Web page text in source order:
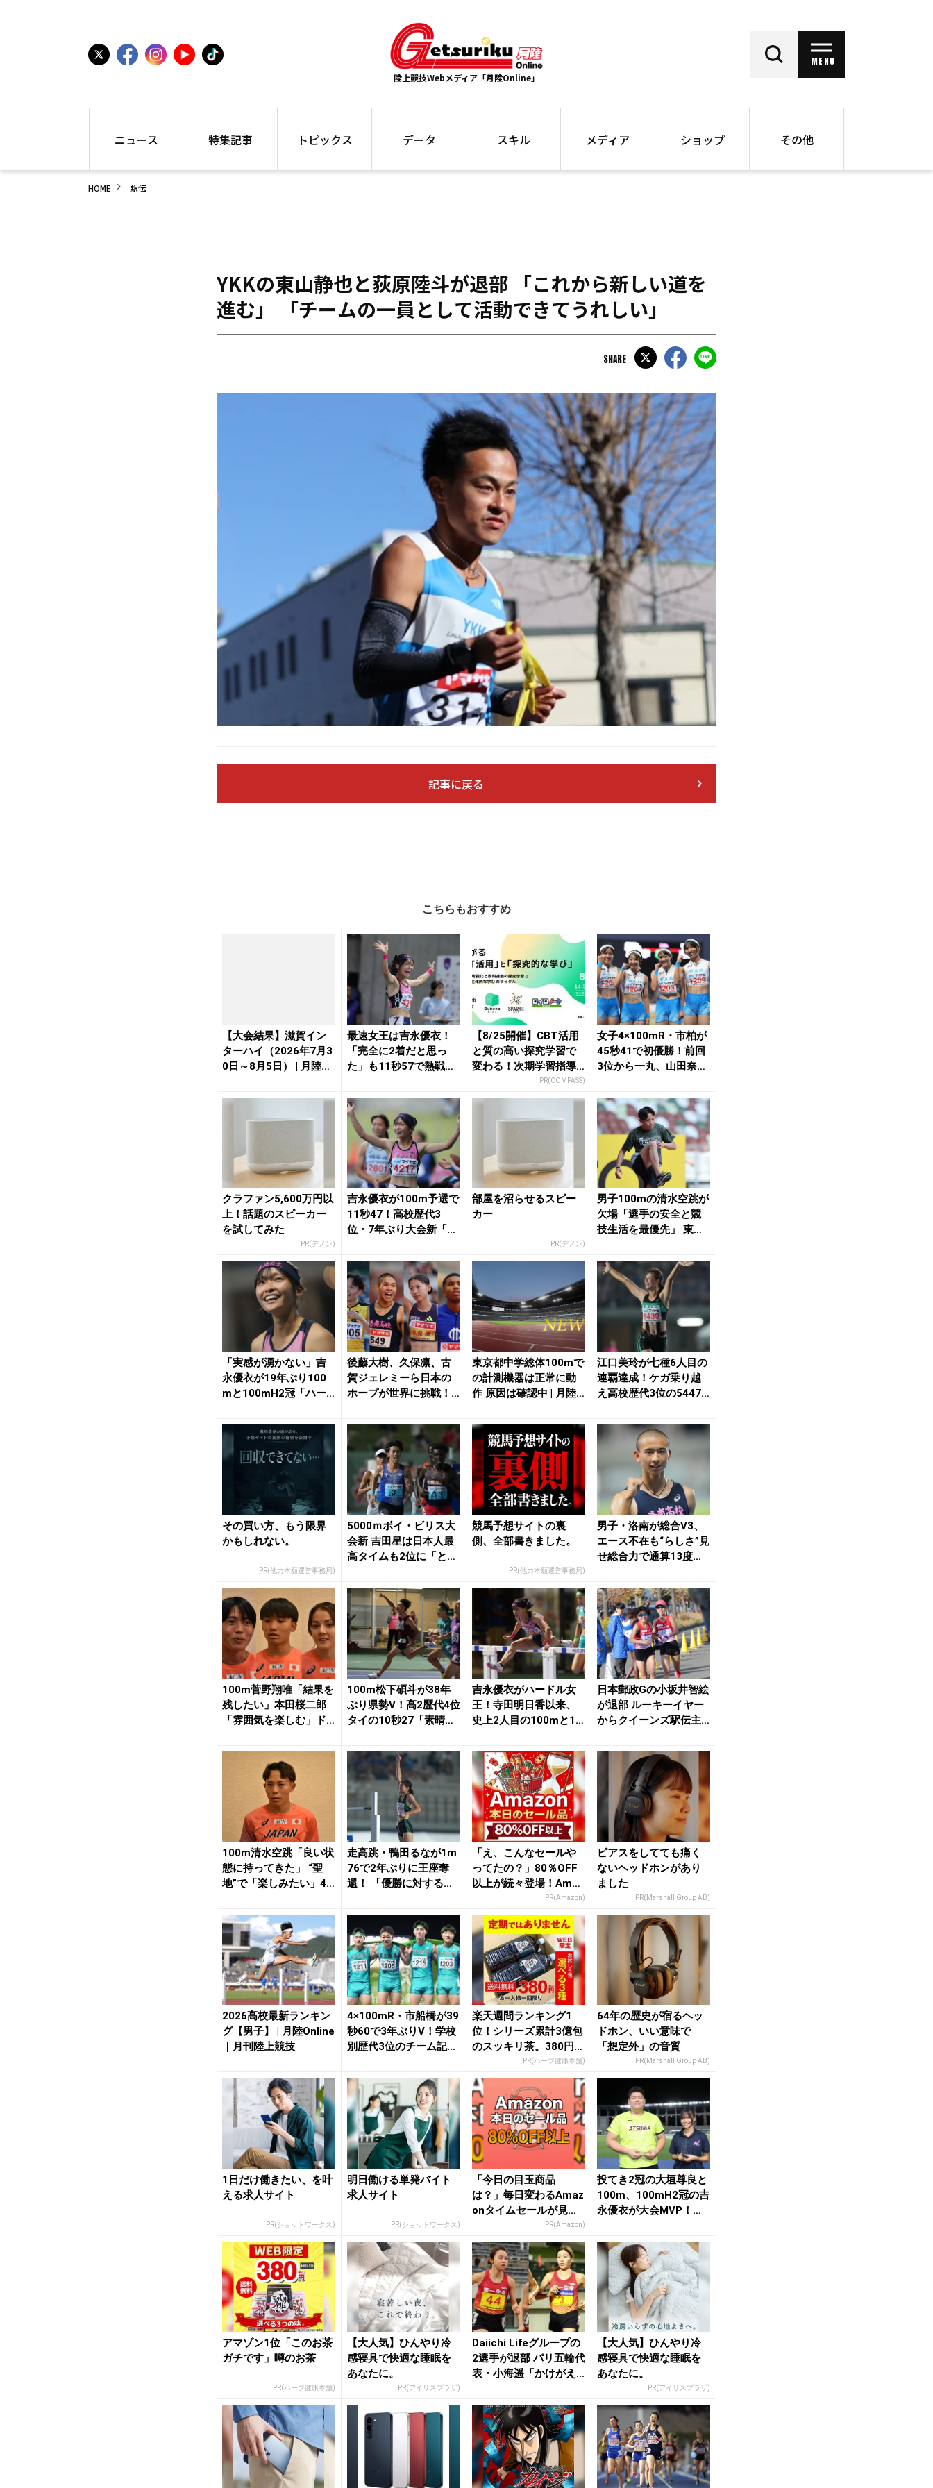
陸上競技Webメディア「月陸Online」
MENU
ニュース
国内
特集記事 トピックス
プレゼント
データ
選手名鑑
スケジュール
関連リンク
スキル メディア ショップ その他
HOME 駅伝
YKKの東山静也と荻原陸斗が退部 「これから新しい道を
進む」 「チームの一員として活動できてうれしい」
SHARE
記事に戻る
こちらもおすすめ
【大会結果】滋賀イン
ターハイ（2026年7月3
0日～8月5日） | 月陸On
最速女王は吉永優衣！
「完全に2着だと思っ
た」も11秒57で熱戦制
【8/25開催】CBT活用
と質の高い探究学習で
変わる！次期学習指導
要領を見据えた...PR(COMPASS)
女子4×100mR・市柏が
45秒41で初優勝！前回
3位から一丸、山田奈央
クラファン5,600万円以
上！話題のスピーカー
を試してみた
PR(デノン)
吉永優衣が100m予選で
11秒47！高校歴代3
位・7年ぶり大会新「さ
部屋を沼らせるスピー
カー
PR(デノン)
男子100mの清水空跳が
欠場「選手の安全と競
技生活を最優先」 東海
「実感が湧かない」吉
永優衣が19年ぶり100
mと100mH2冠「ハー
後藤大樹、久保凛、古
賀ジェレミーら日本の
ホープが世界に挑戦！
東京都中学総体100mで
の計測機器は正常に動
作 原因は確認中 | 月陸O
江口美玲が七種6人目の
連覇達成！ケガ乗り越
え高校歴代3位の5447
その買い方、もう限界
かもしれない。
PR(他力本願運営事務局)
5000ｍボイ・ビリス大
会新 吉田星は日本人最
高タイムも2位に「とて
競馬予想サイトの裏
側、全部書きました。
PR(他力本願運営事務局)
男子・洛南が総合V3、
エース不在も“らしさ”見
せ総合力で通算13度で
100m菅野翔唯「結果を
残したい」本田桜二郎
「雰囲気を楽しむ」ド
100m松下碩斗が38年
ぶり県勢V！高2歴代4位
タイの10秒27「素晴ら
吉永優衣がハードル女
王！寺田明日香以来、
史上2人目の100mと10
日本郵政Gの小坂井智絵
が退部 ルーキーイヤー
からクイーンズ駅伝主
100m清水空跳「良い状
態に持ってきた」 “聖
地”で「楽しみたい」4×
走高跳・鴨田るなが1m
76で2年ぶりに王座奪
還！ 「優勝に対する重
「え、こんなセールや
ってたの？」80％OFF
以上が続々登場！Amaz
PR(Amazon)
ピアスをしてても痛く
ないヘッドホンがあり
ました
PR(Marshall Group AB)
2026高校最新ランキン
グ【男子】 | 月陸Online
｜月刊陸上競技
4×100mR・市船橋が39
秒60で3年ぶりV！学校
別歴代3位のチーム記録
楽天週間ランキング1
位！シリーズ累計3億包
のスッキリ茶。380円で
PR(ハーブ健康本舗)
64年の歴史が宿るヘッ
ドホン、いい意味で
「想定外」の音質
PR(Marshall Group AB)
1日だけ働きたい、を叶
える求人サイト
PR(ショットワークス)
明日働ける単発バイト
求人サイト
PR(ショットワークス)
「今日の目玉商品
は？」毎日変わるAmaz
onタイムセールが見逃
PR(Amazon)
投てき2冠の大垣尊良と
100m、100mH2冠の吉
永優衣が大会MVP！
アマゾン1位「このお茶
ガチです」噂のお茶
PR(ハーブ健康本舗)
【大人気】ひんやり冷
感寝具で快適な睡眠を
あなたに。
PR(アイリスプラザ)
Daiichi Lifeグループの
2選手が退部 パリ五輪代
表・小海遥「かけがえ
【大人気】ひんやり冷
感寝具で快適な睡眠を
あなたに。
PR(アイリスプラザ)